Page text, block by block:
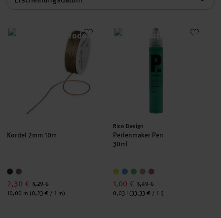
Kordel 2mm 10m
Kordel 2mm 10m
2,30 € 3,29 €
Inhalt:
10,00 m (0,23 € / 1 m)
Perlenmaker Pen
Hersteller:
Rico Design
Perlenmaker Pen
30ml
1,00 € 3,49 €
Inhalt:
0,03 l (33,33 € / 1 l)